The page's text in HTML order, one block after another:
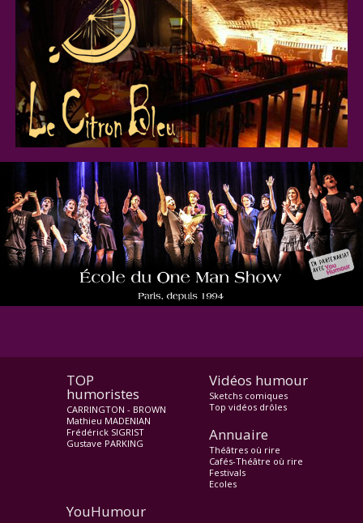
TOP
humoristes
CARRINGTON - BROWN
Mathieu MADENIAN
Frédérick SIGRIST
Gustave PARKING
Vidéos humour
Sketchs comiques
Top vidéos drôles
Annuaire
Théâtres où rire
Cafés-Théâtre où rire
Festivals
Ecoles
YouHumour